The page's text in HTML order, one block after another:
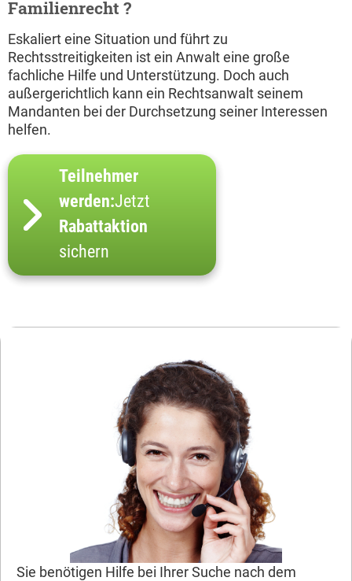
Familienrecht ?
Eskaliert eine Situation und führt zu
Rechtsstreitigkeiten ist ein Anwalt eine große
fachliche Hilfe und Unterstützung. Doch auch
außergerichtlich kann ein Rechtsanwalt seinem
Mandanten bei der Durchsetzung seiner Interessen
helfen.
Teilnehmer
werden:Jetzt
Rabattaktion
sichern
Sie benötigen Hilfe bei Ihrer Suche nach dem